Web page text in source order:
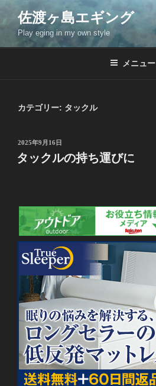
コ
ン
ン
佐渡ヶ島エギング
Play eging in my own style
メニュー
カテゴリー: タックル
投
稿
日:
2025年9月16日
タックルの持ち運びに